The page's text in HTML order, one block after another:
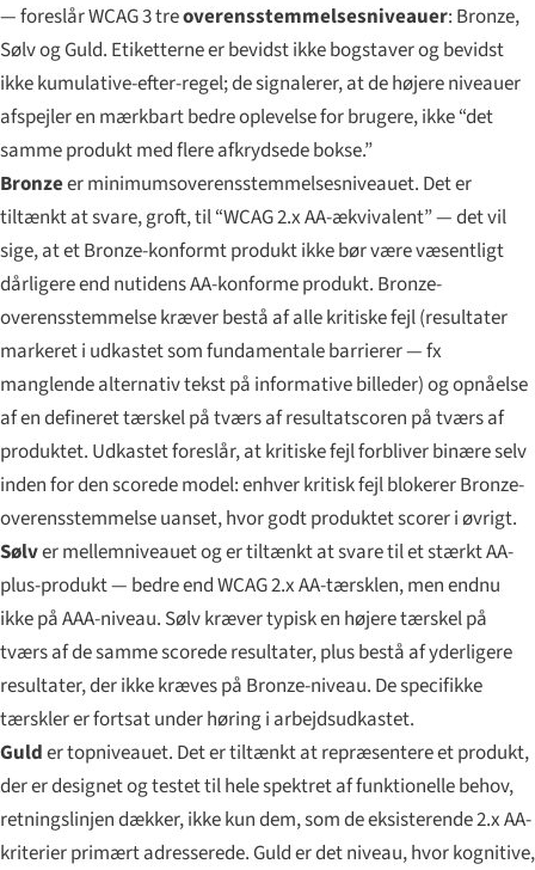
— foreslår WCAG 3 treoverensstemmelses­niveauer: Bronze,
SølvogGuld. Etiketterne er bevidst ikke bogstaver og bevidst
ikke kumulative-efter-regel; de signalerer, at de højere niveauer
afspejler en mærkbart bedre oplevelse for brugere, ikke “det
samme produkt med flere afkrydsede bokse.”
Bronzeer minimums­overensstemmelses­niveauet. Det er
tiltænkt at svare, groft, til “WCAG 2.x AA-ækvivalent” — det vil
sige, at et Bronze-konformt produkt ikke bør være væsentligt
dårligere end nutidens AA-konforme produkt. Bronze-
overensstemmelse kræver bestå af alle kritiske fejl (resultater
markeret i udkastet som fundamentale barrierer — fx
manglende alternativ tekst på informative billeder) og opnåelse
af en defineret tærskel på tværs af resultatscoren på tværs af
produktet. Udkastet foreslår, at kritiske fejl forbliver binære selv
inden for den scorede model: enhver kritisk fejl blokerer Bronze-
overensstemmelse uanset, hvor godt produktet scorer i øvrigt.
Sølver mellemniveauet og er tiltænkt at svare til et stærkt AA-
plus-produkt — bedre end WCAG 2.x AA-tærsklen, men endnu
ikke på AAA-niveau. Sølv kræver typisk en højere tærskel på
tværs af de samme scorede resultater, plus bestå af yderligere
resultater, der ikke kræves på Bronze-niveau. De specifikke
tærskler er fortsat under høring i arbejdsudkastet.
Gulder topniveauet. Det er tiltænkt at repræsentere et produkt,
der er designet og testet til hele spektret af funktionelle behov,
retningslinjen dækker, ikke kun dem, som de eksisterende 2.x AA-
kriterier primært adresserede. Guld er det niveau, hvor kognitive,